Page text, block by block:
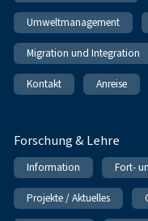
Umweltmanagement
Migration und Integration
Kontakt Anreise
Forschung & Lehre
Information Fort-
Projekte / Aktuelles